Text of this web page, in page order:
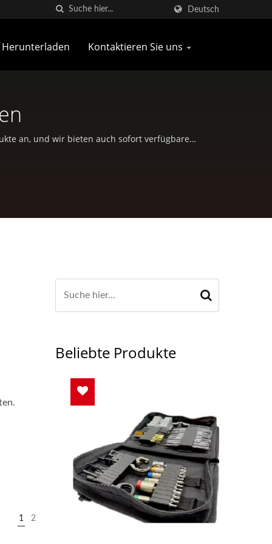
Deutsch
Herunterladen Kontaktieren Sie uns
an, und wir bieten auch sofort verfügbare
1 2
Beliebte Produkte